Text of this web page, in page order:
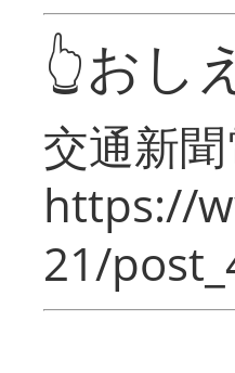
👆お
交通新
https://
21/